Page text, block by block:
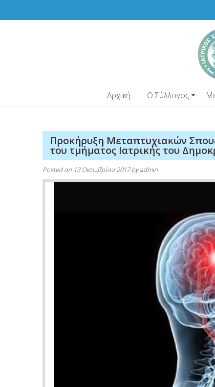
Αρχική Ο Σύλλογος
Προκήρυξη Μεταπτυχιακών
του τμήματος Ιατρικής του
Posted on 13 Οκτωβρίου 2017byadmin